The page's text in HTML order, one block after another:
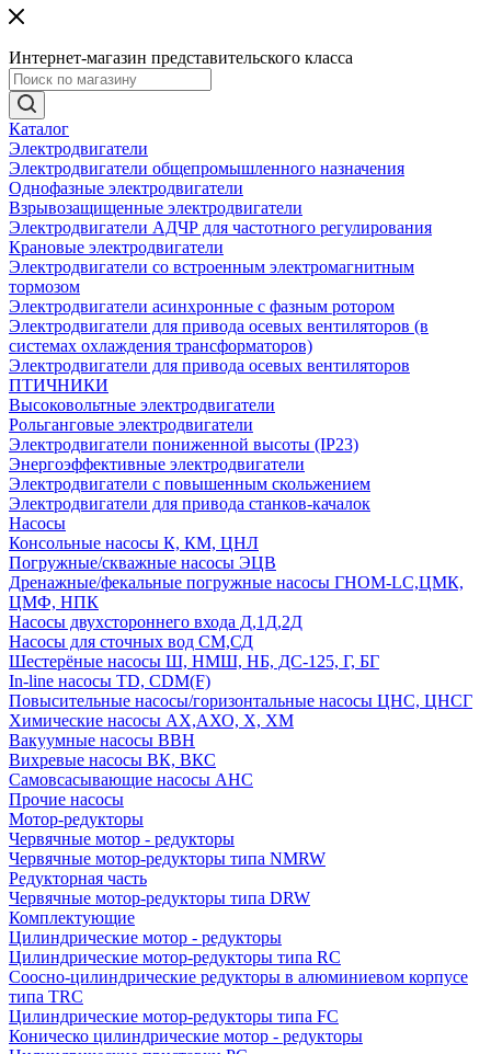
Интернет-магазин представительского класса
Каталог
Электродвигатели
Электродвигатели общепромышленного назначения
Однофазные электродвигатели
Взрывозащищенные электродвигатели
Электродвигатели АДЧР для частотного регулирования
Крановые электродвигатели
Электродвигатели со встроенным электромагнитным
тормозом
Электродвигатели асинхронные с фазным ротором
Электродвигатели для привода осевых вентиляторов (в
системах охлаждения трансформаторов)
Электродвигатели для привода осевых вентиляторов
ПТИЧНИКИ
Высоковольтные электродвигатели
Рольганговые электродвигатели
Электродвигатели пониженной высоты (IP23)
Энергоэффективные электродвигатели
Электродвигатели с повышенным скольжением
Электродвигатели для привода станков-качалок
Насосы
Консольные насосы К, КМ, ЦНЛ
Погружные/скважные насосы ЭЦВ
Дренажные/фекальные погружные насосы ГНОМ-LC,ЦМК,
ЦМФ, НПК
Насосы двухстороннего входа Д,1Д,2Д
Насосы для сточных вод СМ,СД
Шестерёные насосы Ш, НМШ, НБ, ДС-125, Г, БГ
In-line насосы TD, CDM(F)
Повысительные насосы/горизонтальные насосы ЦНС, ЦНСГ
Химические насосы АХ,АХО, Х, ХМ
Вакуумные насосы ВВН
Вихревые насосы ВК, ВКС
Самовсасывающие насосы АНС
Прочие насосы
Мотор-редукторы
Червячные мотор - редукторы
Червячные мотор-редукторы типа NMRW
Редукторная часть
Червячные мотор-редукторы типа DRW
Комплектующие
Цилиндрические мотор - редукторы
Цилиндрические мотор-редукторы типа RC
Соосно-цилиндрические редукторы в алюминиевом корпусе
типа TRC
Цилиндрические мотор-редукторы типа FC
Коническо цилиндрические мотор - редукторы